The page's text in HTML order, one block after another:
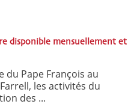
disponible mensuellement et
du Pape François au
les activités du
des ...